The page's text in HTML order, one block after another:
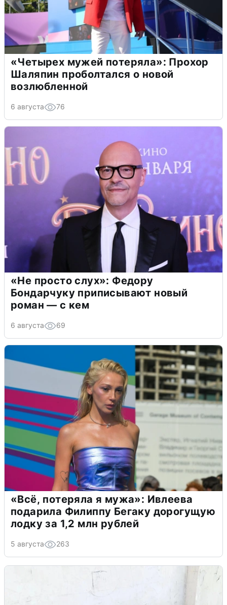
«Четырех мужей потеряла»: Прохор
Шаляпин проболтался о новой
возлюбленной
6 августа 76
«Не просто слух»: Федору
Бондарчуку приписывают новый
роман — с кем
6 августа 69
«Всё, потеряла я мужа»: Ивлеева
подарила Филиппу Бегаку дорогущую
лодку за 1,2 млн рублей
5 августа 263